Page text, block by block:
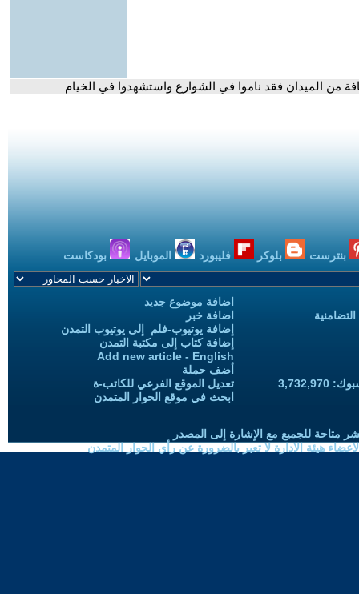
من الميدان فقد ناموا في الشوارع واستشهدوا في الخيام
بنترست بلوكر فليبورد الموبايل بودكاست
اضافة موضوع جديد
اضافة خبر
إضافة يوتيوب-فلم إلى يوتيوب التمدن
إضافة كتاب إلى مكتبة التمدن
Add new article - English
أضف حملة
تعديل الموقع الفرعي للكاتب-ة
ابحث في موقع الحوار المتمدن
متاحة للجميع مع الإشارة إلى المصدر
هيئة الادارة لا تعبر بالضرورة عن رأي الحوار المتمدن